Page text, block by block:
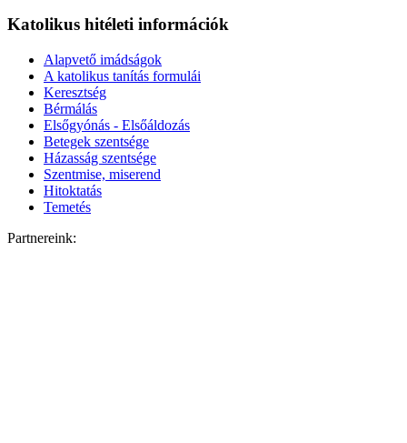
Katolikus hitéleti információk
Alapvető imádságok
A katolikus tanítás formulái
Keresztség
Bérmálás
Elsőgyónás - Elsőáldozás
Betegek szentsége
Házasság szentsége
Szentmise, miserend
Hitoktatás
Temetés
Partnereink: